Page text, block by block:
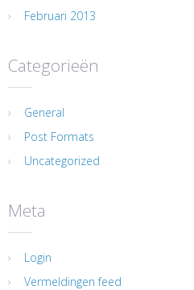
Februari 2013
Categorieën
General
Post Formats
Uncategorized
Meta
Login
Vermeldingen feed